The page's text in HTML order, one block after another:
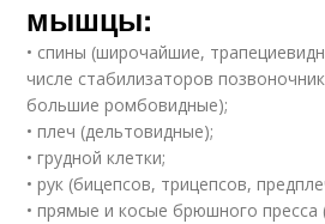
мышцы:
• спины (широчайшие,
числе стабилизаторов
большие ромбовидные);
• плеч (дельтовидные);
• грудной клетки;
• рук (бицепсов, трицепсов,
• прямые и косые брюшного пресса